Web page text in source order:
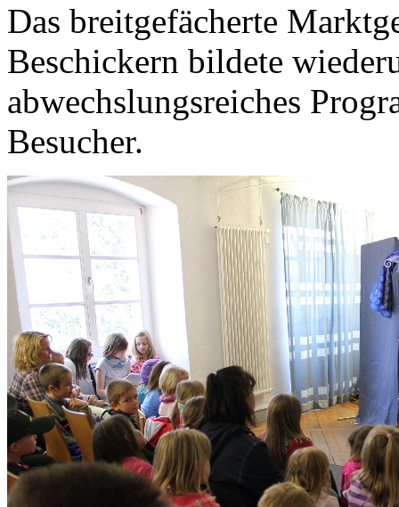
Das breitgefächerte
Beschickern bildete
abwechslungsreiches
Besucher.